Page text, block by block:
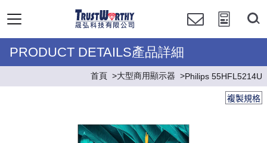
PRODUCT DETAILS產品詳細
首頁 大型商用顯示器 Philips 55HFL5214U
複製規格